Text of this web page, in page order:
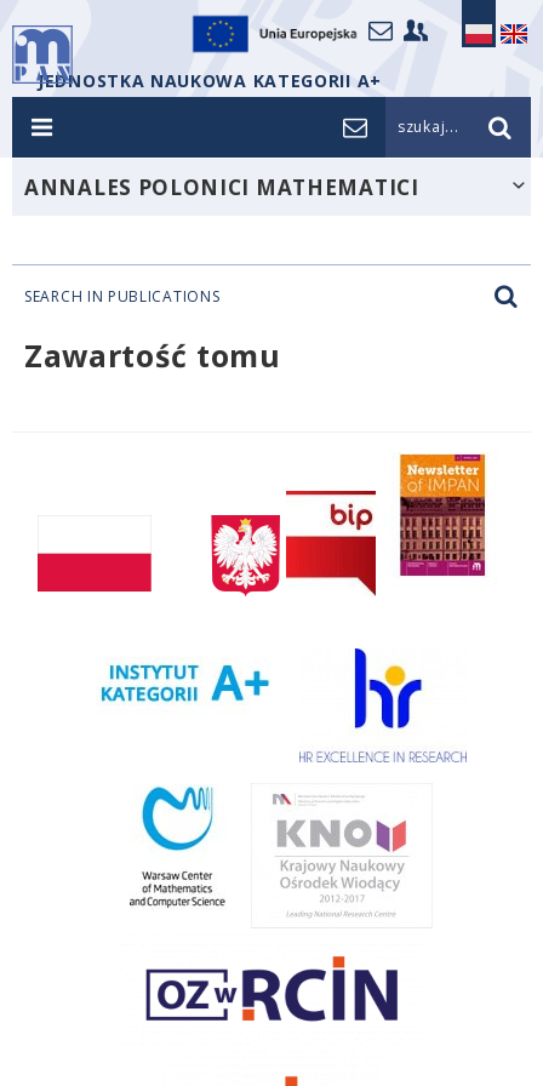
JEDNOSTKA NAUKOWA KATEGORII A+
szukaj...
ANNALES POLONICI MATHEMATICI
SEARCH IN PUBLICATIONS
Zawartość tomu